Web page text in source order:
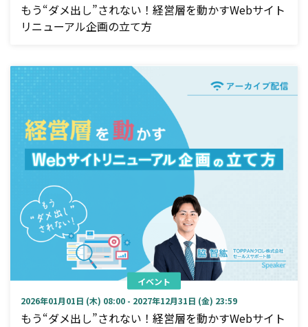
もう“ダメ出し”されない！経営層を動かすWebサイト
リニューアル企画の立て方
イベント
2026年01月01日 (木) 08:00 - 2027年12月31日 (金) 23:59
もう“ダメ出し”されない！経営層を動かすWebサイト